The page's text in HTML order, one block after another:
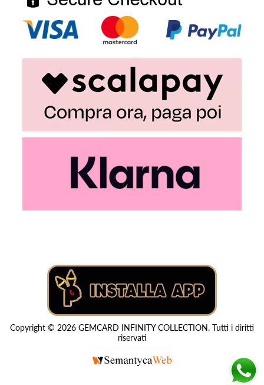
Copyright © 2026 GEMCARD INFINITY COLLECTION. Tutti i diritti
riservati